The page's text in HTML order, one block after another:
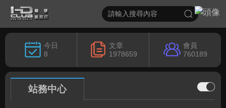
今日
8
文章
1978659
會員
760189
站務中心